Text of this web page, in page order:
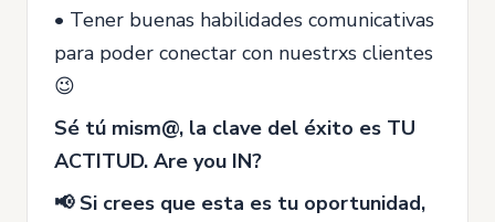
• Tener buenas habilidades comunicativas
para poder conectar con nuestrxs clientes
😉
Sé tú mism@, la clave del éxito es TU
ACTITUD. Are you IN?
📢 Si crees que esta es tu oportunidad,